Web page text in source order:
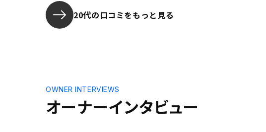
20代の口コミをもっと見る
オーナーインタビュー
OWNER INTERVIEWS